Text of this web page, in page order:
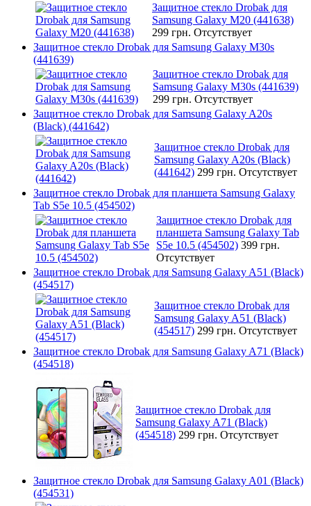
Защитное стекло Drobak для
Samsung Galaxy M20 (441638)
299 грн. Отсутствует
Защитное стекло Drobak для Samsung Galaxy M30s
(441639)
Защитное стекло Drobak для
Samsung Galaxy M30s (441639)
299 грн. Отсутствует
Защитное стекло Drobak для Samsung Galaxy A20s
(Black) (441642)
Защитное стекло Drobak для
Samsung Galaxy A20s (Black)
(441642) 299 грн. Отсутствует
Защитное стекло Drobak для планшета Samsung Galaxy
Tab S5e 10.5 (454502)
Защитное стекло Drobak для
планшета Samsung Galaxy Tab
S5e 10.5 (454502) 399 грн.
Отсутствует
Защитное стекло Drobak для Samsung Galaxy A51 (Black)
(454517)
Защитное стекло Drobak для
Samsung Galaxy A51 (Black)
(454517) 299 грн. Отсутствует
Защитное стекло Drobak для Samsung Galaxy A71 (Black)
(454518)
Защитное стекло Drobak для
Samsung Galaxy A71 (Black)
(454518) 299 грн. Отсутствует
Защитное стекло Drobak для Samsung Galaxy A01 (Black)
(454531)